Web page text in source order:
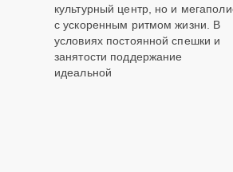
культурный центр, но и
с ускоренным ритмом жизни. В
условиях постоянной спешки и
занятости поддержание
идеальной